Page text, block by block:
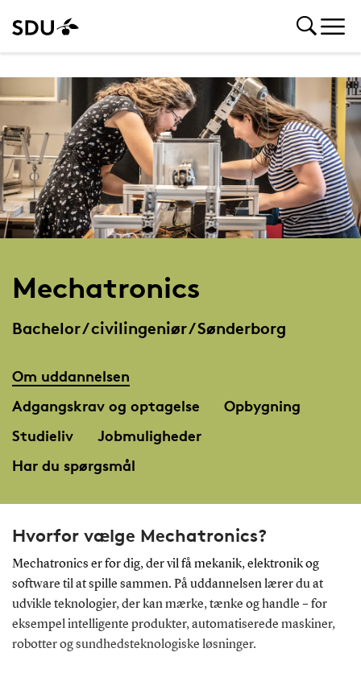
Mechatronics
Bachelor / civilingeniør / Sønderborg
Om uddannelsen
Adgangskrav og optagelse
Opbygning
Studieliv
Jobmuligheder
Har du spørgsmål
Hvorfor vælge Mechatronics?
Mechatronics er for dig, der vil få mekanik, elektronik og
software til at spille sammen. På uddannelsen lærer du at
udvikle teknologier, der kan mærke, tænke og handle – for
eksempel intelligente produkter, automatiserede maskiner,
robotter og sundhedsteknologiske løsninger.